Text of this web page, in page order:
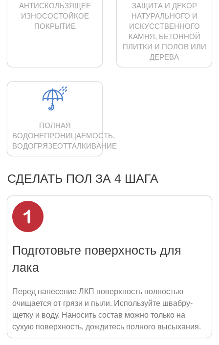
АНТИСКОЛЬЗЯЩЕЕ
ИЗНОСОСТОЙКОЕ
ПОКРЫТИЕ
ЗАЩИТА И ДЕКОР
НАТУРАЛЬНОГО И
ИСКУССТВЕННОГО
КАМНЯ, БЕТОННОЙ
ПЛИТКИ И ПОЛОВ ИЛИ
ДЕРЕВА
ПОЛНАЯ
ВОДОНЕПРОНИЦАЕМОСТЬ,
ВОДОГРЯЗЕОТТАЛКИВАНИЕ
СДЕЛАТЬ ПОЛ ЗА 4 ШАГА
Подготовьте поверхность для
лака
Перед нанесение ЛКП поверхность полностью
очищается от грязи и пыли. Используйте швабру-
щетку и воду. Наносить состав можно только на
сухую поверхность, дождитесь полного высыхания.